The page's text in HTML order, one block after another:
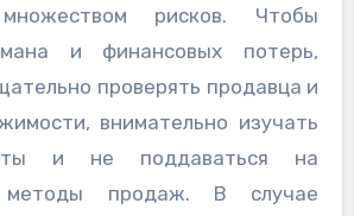
рисков. Чтобы
и финансовых потерь,
проверять продавца и
внимательно изучать
и не поддаваться на
методы продаж. В случае